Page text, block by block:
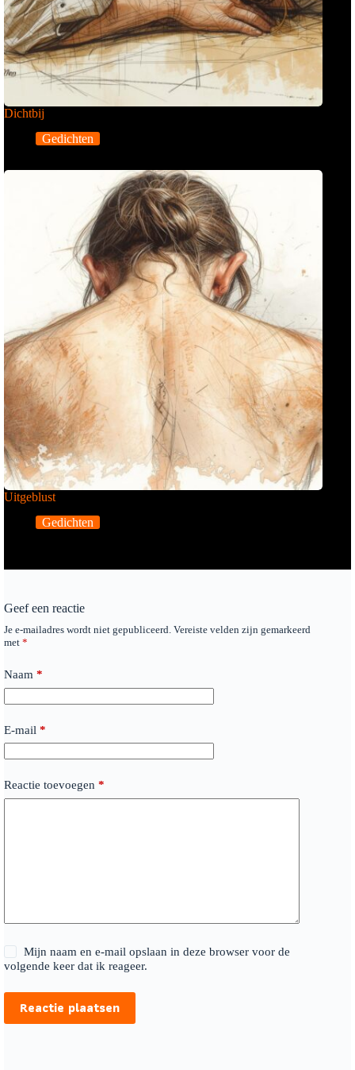
Dichtbij
Gedichten
Uitgeblust
Gedichten
Geef een reactie
Je e-mailadres wordt niet gepubliceerd. Vereiste velden zijn gemarkeerd
met *
Naam *
E-mail *
Reactie toevoegen *
Mijn naam en e-mail opslaan in deze browser voor de
volgende keer dat ik reageer.
Reactie plaatsen